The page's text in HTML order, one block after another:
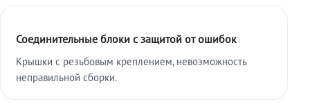
Соединительные блоки с защитой от ошибок
Крышки с резьбовым креплением, невозможность
неправильной сборки.